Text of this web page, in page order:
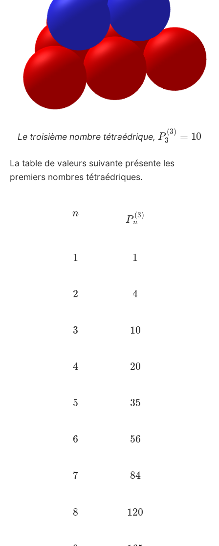
Le troisième nombre tétraédrique,
P3(3 =10
La table de valeurs suivante présente les
premiers nombres tétraédriques.
n n(3
1 1
2 4
3 10
4 20
5 35
6 56
7 84
8 120